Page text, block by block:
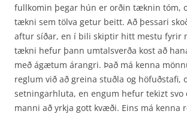
fullkomin þegar hún er orðin tæknin tóm,
tækni sem tölva getur beitt. Að þessari
aftur síðar, en í bili skiptir hitt mestu fyrir
tækni hefur þann umtalsverða kost að
með ágætum árangri. Það má kenna
reglum við að greina stuðla og höfuðstafi,
setningarhluta, en engum hefur tekizt svo
manni að yrkja gott kvæði. Eins má kenna